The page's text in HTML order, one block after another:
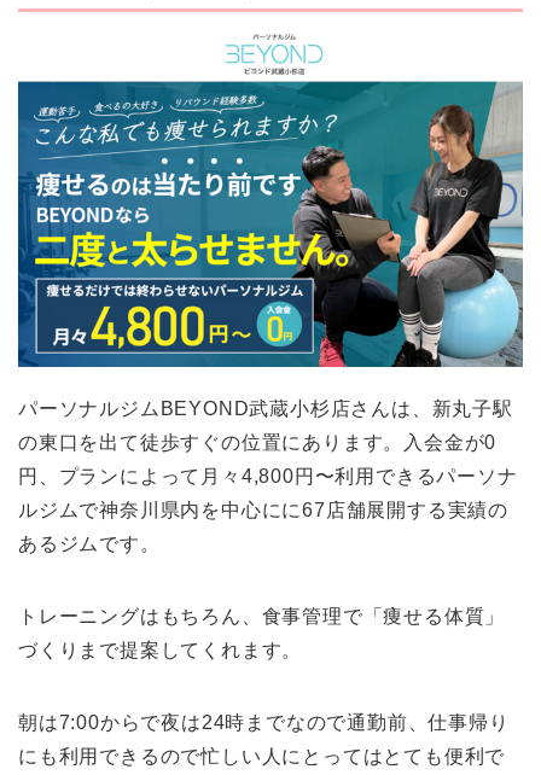
パーソナルジムBEYOND武蔵小杉店さんは、新丸子駅
の東口を出て徒歩すぐの位置にあります。入会金が0
円、プランによって月々4,800円〜利用できるパーソナ
ルジムで神奈川県内を中心にに67店舗展開する実績の
あるジムです。
トレーニングはもちろん、食事管理で「痩せる体質」
づくりまで提案してくれます。
朝は7:00からで夜は24時までなので通勤前、仕事帰り
にも利用できるので忙しい人にとってはとても便利で